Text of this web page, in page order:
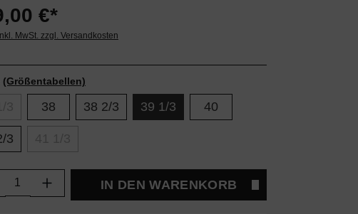
€*
MwSt. zzgl. Versandkosten
(Größentabellen)
38 38 2/3 39 1/3 40
3
Anzahl: Gib den gewünschten Wert ein
IN DEN WARENKORB